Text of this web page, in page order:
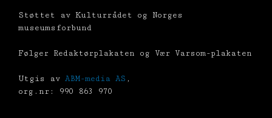
Støttet av Kulturrådet og Norges
museumsforbund
Følger Redaktørplakaten og Vær Varsom-plakaten
Utgis av ABM-media AS ,
org.nr: 990 863 970